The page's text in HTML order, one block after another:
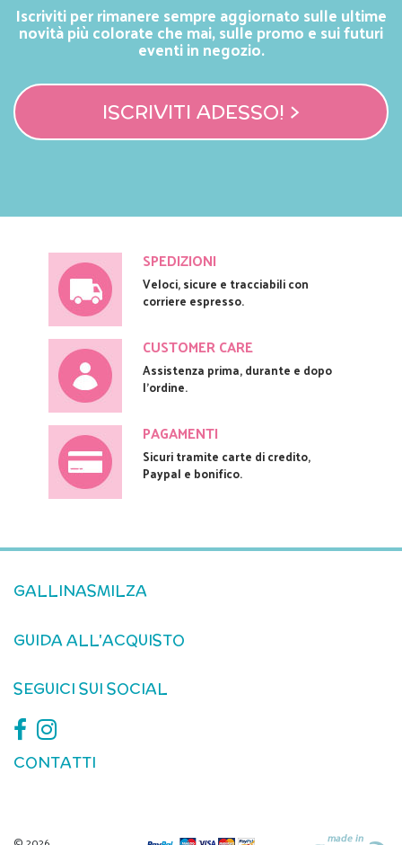
Iscriviti per rimanere sempre aggiornato sulle ultime
novità più colorate che mai, sulle promo e sui futuri
eventi in negozio.
ISCRIVITI ADESSO! >
SPEDIZIONI
Veloci, sicure e tracciabili con
corriere espresso.
CUSTOMER CARE
Assistenza prima, durante e dopo
l'ordine.
PAGAMENTI
Sicuri tramite carte di credito,
Paypal e bonifico.
GALLINASMILZA
GUIDA ALL'ACQUISTO
SEGUICI SUI SOCIAL
CONTATTI